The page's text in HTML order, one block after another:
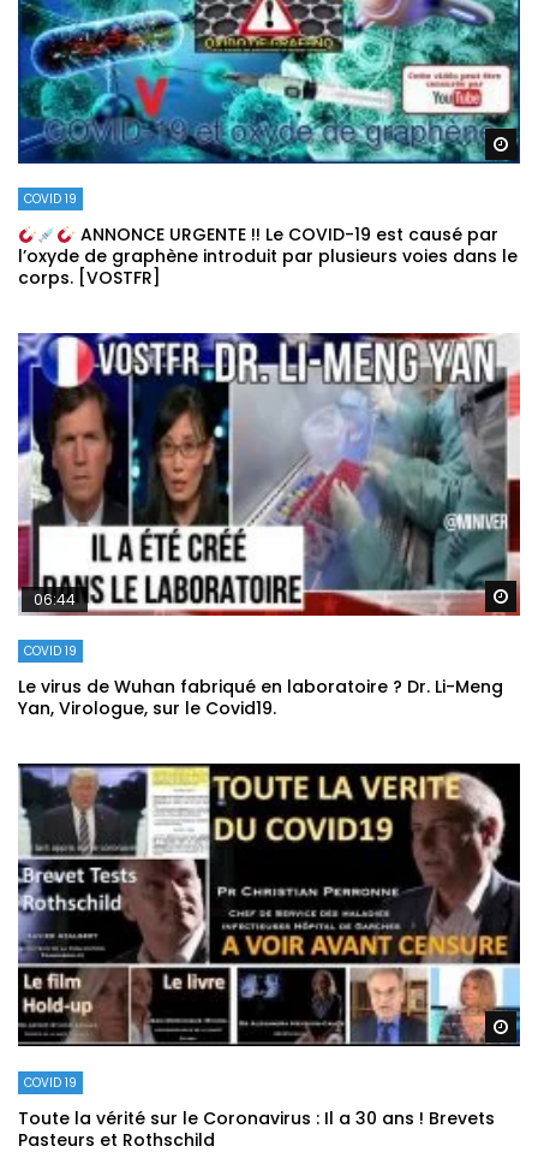
COVID 19
ANNONCE URGENTE !! Le COVID-19 est causé par
l’oxyde de graphène introduit par plusieurs voies dans le
corps. [VOSTFR]
06:44
COVID 19
Le virus de Wuhan fabriqué en laboratoire ? Dr. Li-Meng
Yan, Virologue, sur le Covid19.
COVID 19
Toute la vérité sur le Coronavirus : Il a 30 ans ! Brevets
Pasteurs et Rothschild